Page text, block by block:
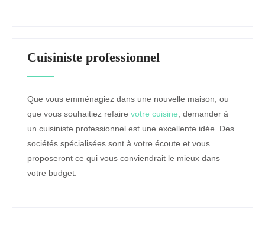
Cuisiniste professionnel
Que vous emménagiez dans une nouvelle maison, ou
que vous souhaitiez refaire votre cuisine , demander à
un cuisiniste professionnel est une excellente idée. Des
sociétés spécialisées sont à votre écoute et vous
proposeront ce qui vous conviendrait le mieux dans
votre budget.